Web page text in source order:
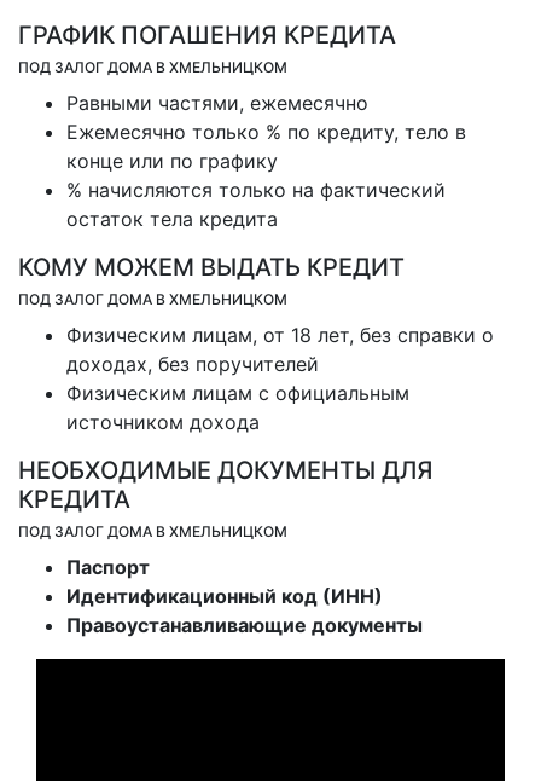
ГРАФИК ПОГАШЕНИЯ КРЕДИТА
ПОД ЗАЛОГ ДОМА В ХМЕЛЬНИЦКОМ
Равными частями, ежемесячно
Ежемесячно только % по кредиту, тело в
конце или по графику
% начисляются только на фактический
остаток тела кредита
КОМУ МОЖЕМ ВЫДАТЬ КРЕДИТ
ПОД ЗАЛОГ ДОМА В ХМЕЛЬНИЦКОМ
Физическим лицам, от 18 лет, без справки о
доходах, без поручителей
Физическим лицам с официальным
источником дохода
НЕОБХОДИМЫЕ ДОКУМЕНТЫ ДЛЯ
КРЕДИТА
ПОД ЗАЛОГ ДОМА В ХМЕЛЬНИЦКОМ
Паспорт
Идентификационный код (ИНН)
Правоустанавливающие документы